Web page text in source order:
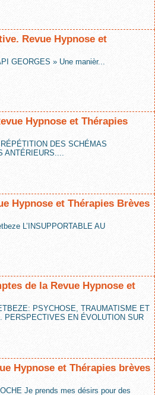
Revue Hypnose et
GEORGES » Une manièr...
Hypnose et Thérapies
DES SCHÉMAS
ANTÉRIEURS....
Hypnose et Thérapies Brèves
L’INSUPPORTABLE AU
de la Revue Hypnose et
PSYCHOSE, TRAUMATISME ET
PERSPECTIVES EN ÉVOLUTION SUR
Hypnose et Thérapies brèves
Je prends mes désirs pour des